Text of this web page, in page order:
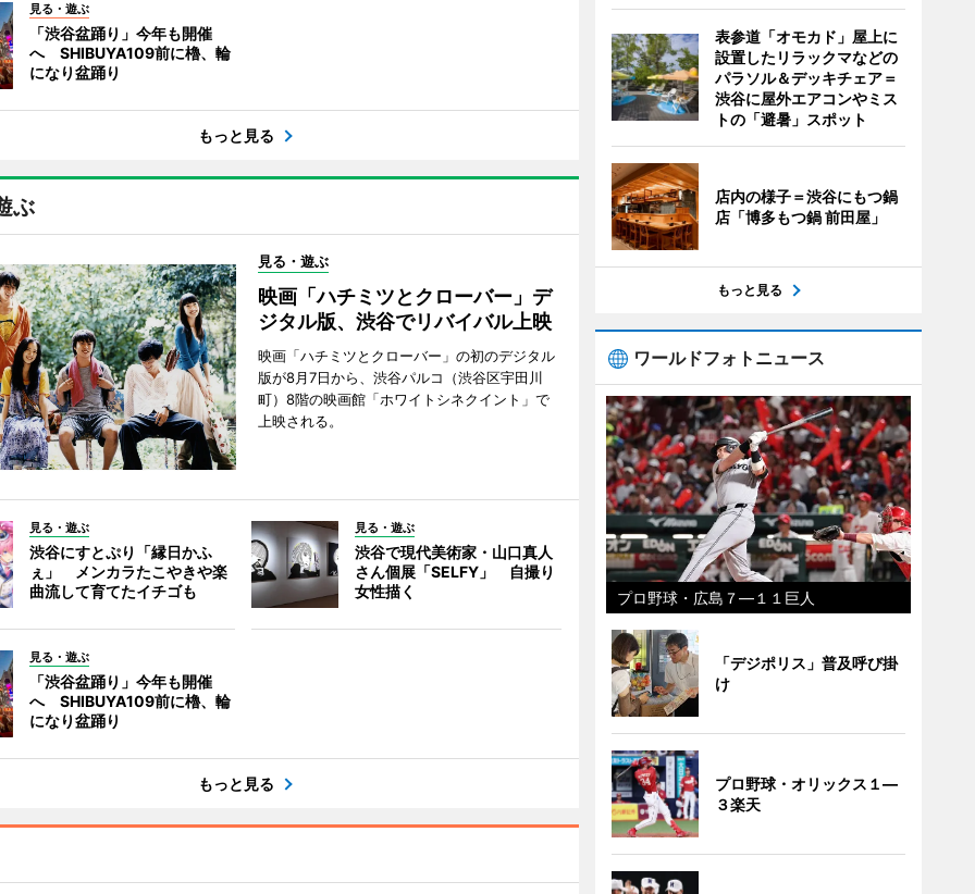
見る・遊ぶ
「渋谷盆踊り」今年も開催
へ SHIBUYA109前に櫓、輪
になり盆踊り
もっと見る
ぶ
見る・遊ぶ
映画「ハチミツとクローバー」デ
ジタル版、渋谷でリバイバル上映
映画「ハチミツとクローバー」の初のデジタル
版が8月7日から、渋谷パルコ（渋谷区宇田川
町）8階の映画館「ホワイトシネクイント」で
上映される。
見る・遊ぶ
渋谷にすとぷり「縁日かふ
ぇ」 メンカラたこやきや楽
曲流して育てたイチゴも
見る・遊ぶ
渋谷で現代美術家・山口真人
さん個展「SELFY」 自撮り
女性描く
見る・遊ぶ
「渋谷盆踊り」今年も開催
へ SHIBUYA109前に櫓、輪
になり盆踊り
もっと見る
表参道「オモカド」屋上に
設置したリラックマなどの
パラソル＆デッキチェア＝
渋谷に屋外エアコンやミス
トの「避暑」スポット
店内の様子＝渋谷にもつ鍋
店「博多もつ鍋 前田屋」
もっと見る
ワールドフォトニュース
プロ野球・広島７―１１巨人
「デジポリス」普及呼び掛
け
プロ野球・オリックス１―
３楽天